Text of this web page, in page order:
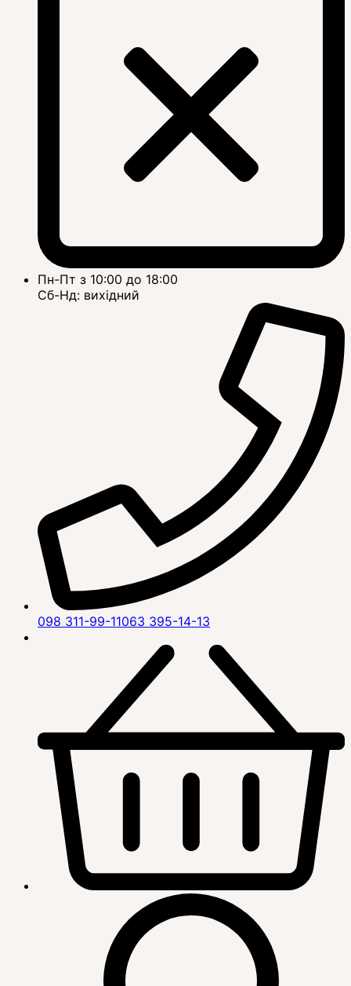
Пн-Пт з 10:00 до 18:00
Сб-Нд: вихідний
098 311-99-11063 395-14-13